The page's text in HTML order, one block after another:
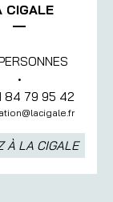
CIGALE
•
84 79 95 42
À LA CIGALE